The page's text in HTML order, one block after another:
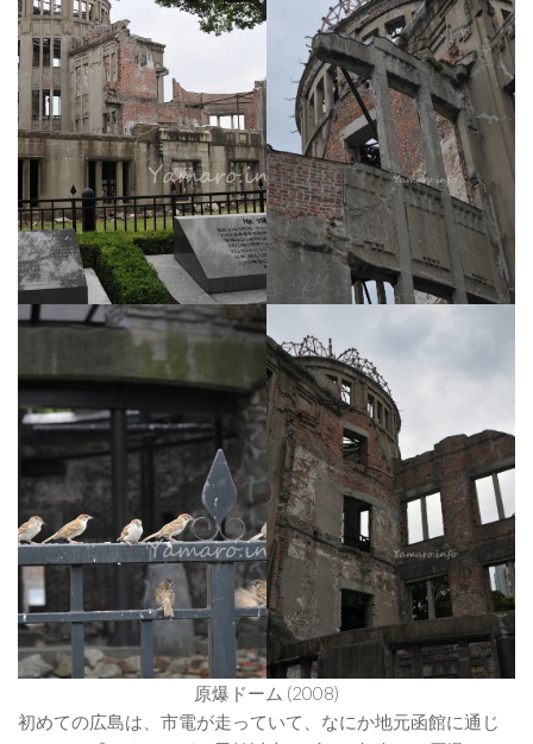
原爆ドーム (2008)
初めての広島は、市電が走っていて、なにか地元函館に通じ